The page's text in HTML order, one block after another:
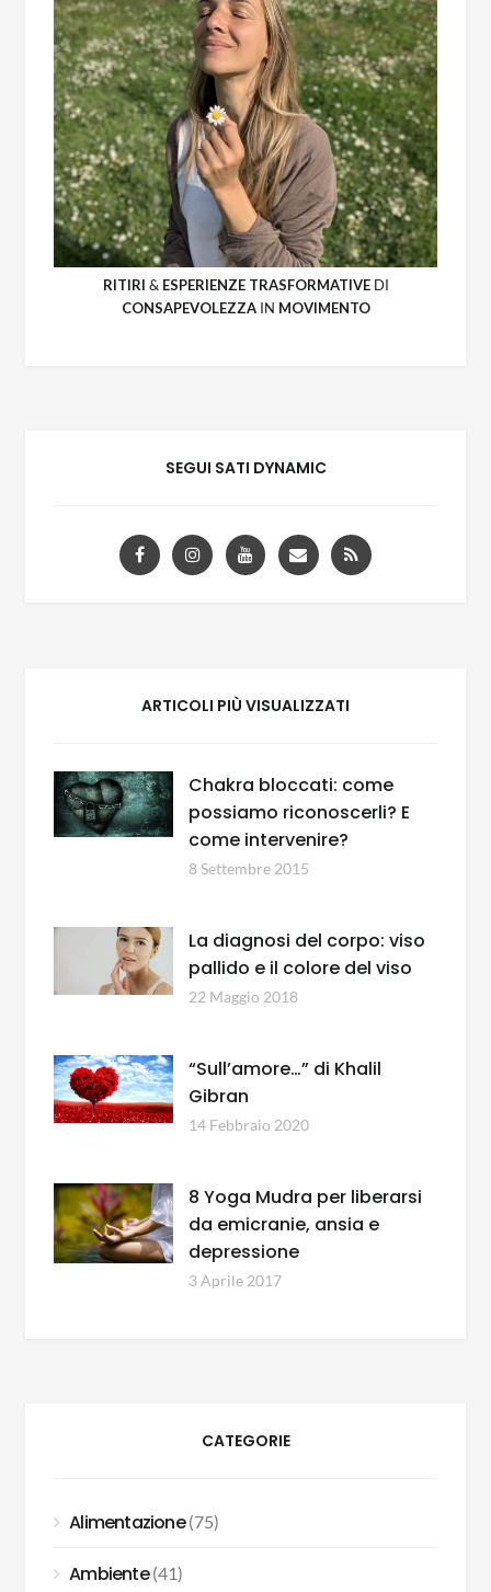
RITIRI & ESPERIENZE TRASFORMATIVEDI
CONSAPEVOLEZZAIN MOVIMENTO
SEGUI SATI DYNAMIC
ARTICOLI PIÙ VISUALIZZATI
Chakra bloccati: come
possiamo riconoscerli? E
come intervenire?
8 Settembre 2015
La diagnosi del corpo: viso
pallido e il colore del viso
22 Maggio 2018
“Sull’amore…” di Khalil
Gibran
14 Febbraio 2020
8 Yoga Mudra per liberarsi
da emicranie, ansia e
depressione
3 Aprile 2017
CATEGORIE
Alimentazione(75)
Ambiente(41)